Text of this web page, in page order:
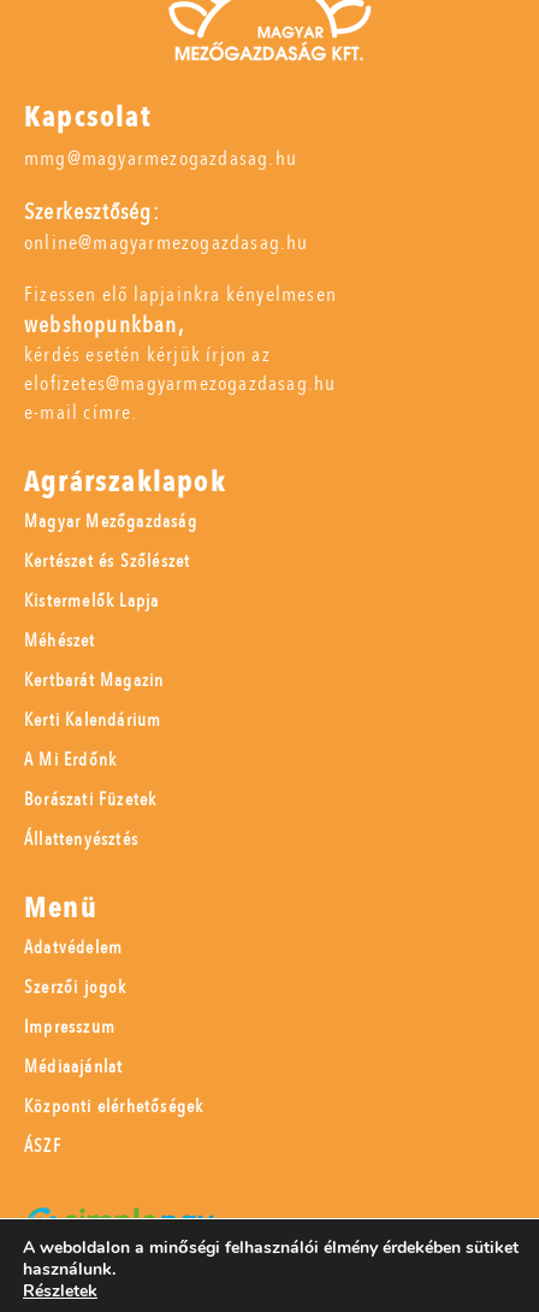
Kapcsolat
mmg@magyarmezogazdasag.hu
Szerkesztőség:
online@magyarmezogazdasag.hu
Fizessen elő lapjainkra kényelmesen
webshopunkban,
kérdés esetén kérjük írjon az
elofizetes@magyarmezogazdasag.hu
e-mail címre.
Agrárszaklapok
Magyar Mezőgazdaság
Kertészet és Szőlészet
Kistermelők Lapja
Méhészet
Kertbarát Magazin
Kerti Kalendárium
A Mi Erdőnk
Borászati Füzetek
Állattenyésztés
Menü
Adatvédelem
Szerzői jogok
Impresszum
Médiaajánlat
Központi elérhetőségek
ÁSZF
SimplePay adattovábbítási nyilatkozat
A weboldalon a minőségi felhasználói élmény érdekében sütiket
használunk.
Részletek